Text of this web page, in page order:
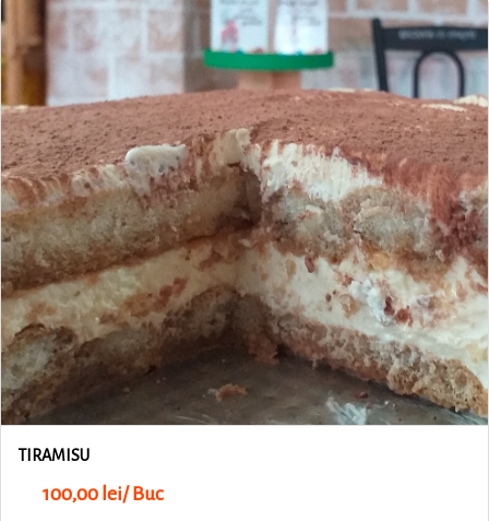
TIRAMISU
100,00 lei/ Buc